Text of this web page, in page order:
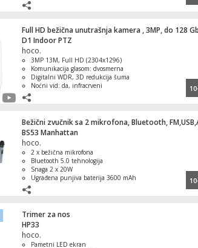
Full HD bežična unutrašnja kamera , 3MP, do 128
D1 Indoor PTZ
hoco.
3MP 13M, Full HD (2304x1296)
Komunikacija glasom: dvosmerna
Digitalni WDR, 3D redukcija šuma
Noćni vid: da, infracrveni
kartici
Bežični zvučnik sa 2 mikrofona, Bluetooth,
BS53 Manhattan
hoco.
2 x bežična mikrofona
Bluetooth 5.0 tehnologija
Snaga 2 x 20W
Ugrađena punjiva baterija 3600 mAh
Bluetoothom
Trimer za nos
HP33
hoco.
Pametni LED ekran
Space M10 Pro